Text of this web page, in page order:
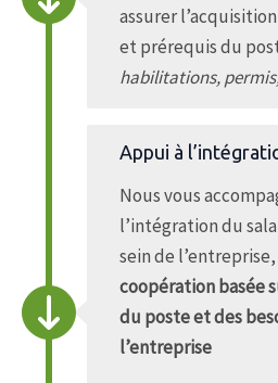
assurer
et prérequis du
habilitations,
Appui à
Nous vous
l’intégration du
sein de
coopération basée
du poste et des
l’entreprise